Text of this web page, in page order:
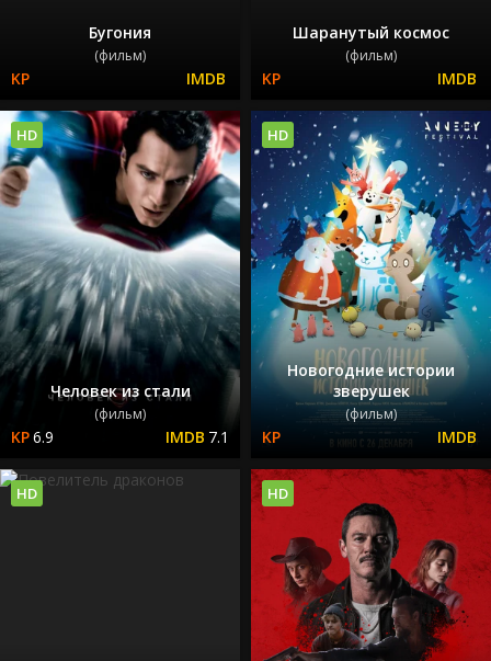
Бугония
(фильм)
Шаранутый космос
(фильм)
Человек из стали
(фильм)
6.9 7.1
HD
Новогодние истории
зверушек
(фильм)
HD
HD HD